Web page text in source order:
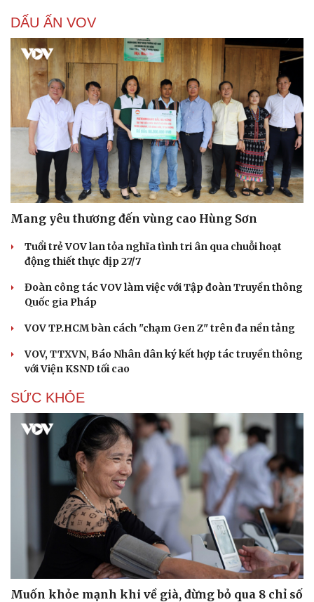
DẤU ẤN VOV
Mang yêu thương đến vùng cao Hùng Sơn
Tuổi trẻ VOV lan tỏa nghĩa tình tri ân qua chuỗi hoạt
động thiết thực dịp 27/7
Đoàn công tác VOV làm việc với Tập đoàn Truyền thông
Quốc gia Pháp
VOV TP.HCM bàn cách "chạm Gen Z" trên đa nền tảng
VOV, TTXVN, Báo Nhân dân ký kết hợp tác truyền thông
với Viện KSND tối cao
SỨC KHỎE
Muốn khỏe mạnh khi về già, đừng bỏ qua 8 chỉ số